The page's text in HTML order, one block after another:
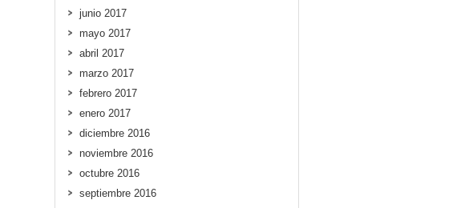
junio 2017
mayo 2017
abril 2017
marzo 2017
febrero 2017
enero 2017
diciembre 2016
noviembre 2016
octubre 2016
septiembre 2016